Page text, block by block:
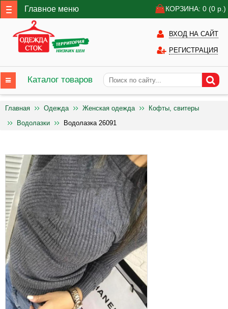
Главное меню КОРЗИНА: 0 (0 р.)
ВХОД НА САЙТ
РЕГИСТРАЦИЯ
Каталог товаров
Главная Одежда Женская одежда
Кофты, свитеры
Водолазки
Водолазка 26091